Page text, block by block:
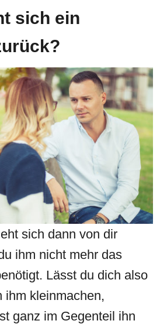
sich ein
sich dann von dir
ihm nicht mehr das
Lässt du dich also
ihm kleinmachen,
ganz im Gegenteil ihn